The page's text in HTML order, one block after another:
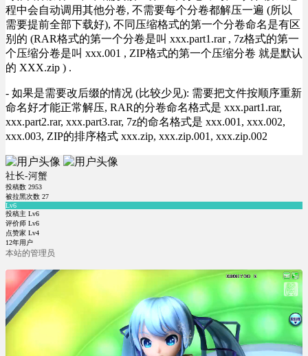
程中会自动调用其他分卷, 不需要每个分卷都解压一遍 (所以
需要提前全部下载好), 不同压缩格式的第一个分卷命名是有区
别的 (RAR格式的第一个分卷是叫 xxx.part1.rar , 7z格式的第一
个压缩分卷是叫 xxx.001 , ZIP格式的第一个压缩分卷 就是默认
的 XXX.zip ) .
- 如果是需要改后缀的情况 (比较少见): 需要把文件按顺序重新
命名好才能正常解压, RAR的分卷命名格式是 xxx.part1.rar,
xxx.part2.rar, xxx.part3.rar, 7z的命名格式是 xxx.001, xxx.002,
xxx.003, ZIP的排序格式 xxx.zip, xxx.zip.001, xxx.zip.002
社长-河蟹
投稿数 2953
被拉黑次数 27
Lv6
投稿主 Lv6
评价师 Lv6
点赞家 Lv4
12年用户
本站的管理员